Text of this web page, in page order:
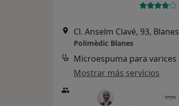
Cl. Anselm Clavé, 93, Blanes
Polimèdic Blanes
Microespuma para varices
Mostrar más servicios